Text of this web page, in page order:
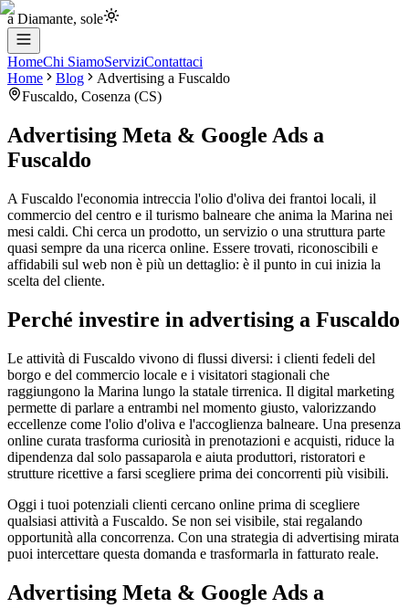
a Diamante, sole
HomeChi SiamoServiziContattaci
Home
Blog Advertising a Fuscaldo
Fuscaldo, Cosenza (CS)
Advertising Meta & Google Ads a
Fuscaldo
A Fuscaldo l'economia intreccia l'olio d'oliva dei frantoi locali, il
commercio del centro e il turismo balneare che anima la Marina nei
mesi caldi. Chi cerca un prodotto, un servizio o una struttura parte
quasi sempre da una ricerca online. Essere trovati, riconoscibili e
affidabili sul web non è più un dettaglio: è il punto in cui inizia la
scelta del cliente.
Perché investire in advertising a Fuscaldo
Le attività di Fuscaldo vivono di flussi diversi: i clienti fedeli del
borgo e del commercio locale e i visitatori stagionali che
raggiungono la Marina lungo la statale tirrenica. Il digital marketing
permette di parlare a entrambi nel momento giusto, valorizzando
eccellenze come l'olio d'oliva e l'accoglienza balneare. Una presenza
online curata trasforma curiosità in prenotazioni e acquisti, riduce la
dipendenza dal solo passaparola e aiuta produttori, ristoratori e
strutture ricettive a farsi scegliere prima dei concorrenti più visibili.
Oggi i tuoi potenziali clienti cercano online prima di scegliere
qualsiasi attività a Fuscaldo. Se non sei visibile, stai regalando
opportunità alla concorrenza. Con una strategia di advertising mirata
puoi intercettare questa domanda e trasformarla in fatturato reale.
Advertising Meta & Google Ads a